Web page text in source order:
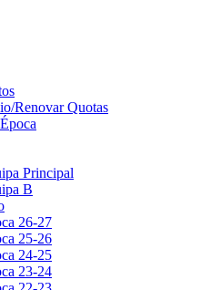
Renovar Quotas
Principal
B
26-27
25-26
24-25
23-24